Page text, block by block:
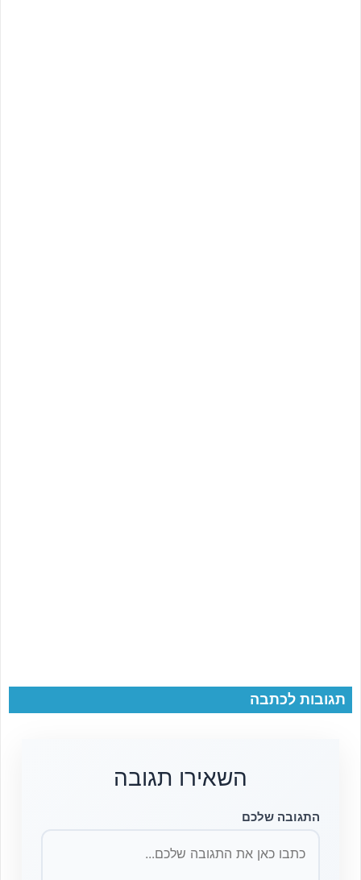
תגובות לכתבה
השאירו תגובה
התגובה שלכם